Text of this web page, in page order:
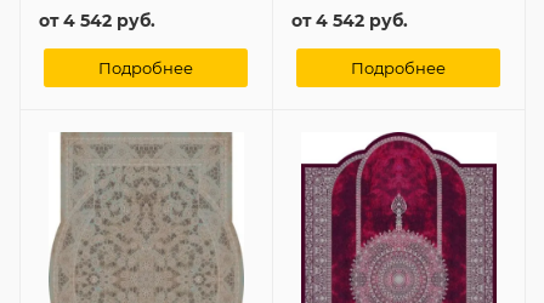
от4 542 руб.
Подробнее
от4 542 руб.
Подробнее